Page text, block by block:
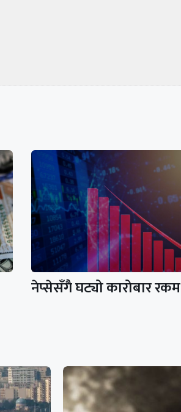
नेप्सेसँगै घट्यो कारोबार रकम